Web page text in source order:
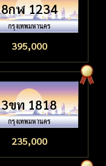
8กฬ 1234
395,000
3ขท 1818
235,000